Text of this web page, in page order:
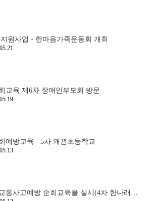
원사업 - 한마음가족운동회 개최
05.21
교육 제6차 장애인부모회 방문
05.19
예방교육 - 5차 왜관초등학교
05.13
통사고예방 순회교육을 실시(4차 한나래…